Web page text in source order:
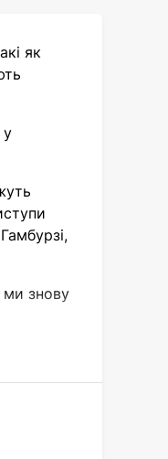
як
у
ми знову